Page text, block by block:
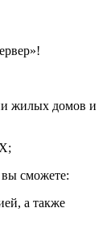
жилых домов и
сможете:
а также